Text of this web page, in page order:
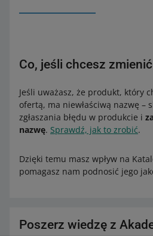
Co, jeśli chcesz
Jeśli uważasz, że produkt, który
ofertą, ma niewłaściwą nazwę –
zgłaszania błędu w produkcie i
nazwę. Sprawdź, jak to zrobić.
Dzięki temu masz wpływ na
pomagasz nam podnosić jego
Poszerz wiedzę z